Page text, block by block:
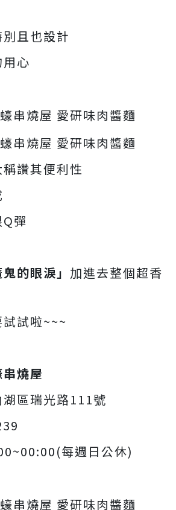
且也設計
心
讚其便利性
彈
鬼的眼淚」 加進去整個超香
試啦~~~
燒屋
區瑞光路111號
每週日公休)